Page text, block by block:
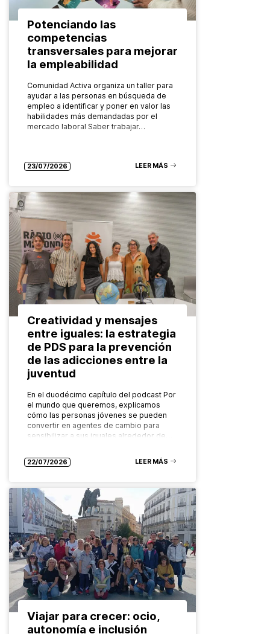
Potenciando las
competencias
transversales para mejorar
la empleabilidad
Comunidad Activa organiza un taller para
ayudar a las personas en búsqueda de
empleo a identificar y poner en valor las
habilidades más demandadas por el
mercado laboral Saber trabajar…
23/07/2026 LEER MÁS
Creatividad y mensajes
entre iguales: la estrategia
de PDS para la prevención
de las adicciones entre la
juventud
En el duodécimo capítulo del podcast Por
el mundo que queremos, explicamos
cómo las personas jóvenes se pueden
convertir en agentes de cambio para
sensibilizar a sus iguales alrededor de…
22/07/2026 LEER MÁS
Viajar para crecer: ocio,
autonomía e inclusión